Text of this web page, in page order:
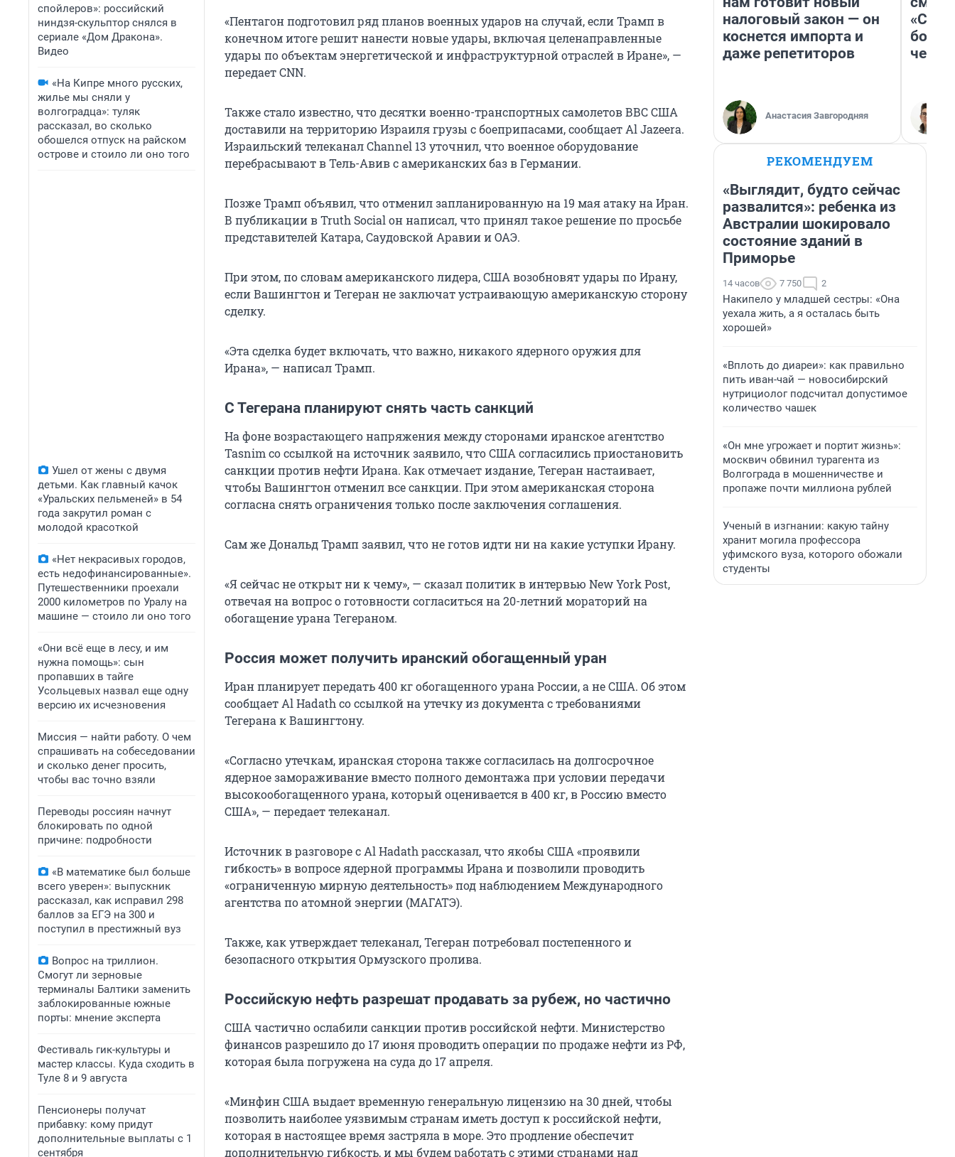
спойлеров»: российский
ниндзя-скульптор снялся в
сериале «Дом Дракона».
Видео
«На Кипре много русских,
жилье мы сняли у
волгоградца»: туляк
рассказал, во сколько
обошелся отпуск на райском
острове и стоило ли оно того
Ушел от жены с двумя
детьми. Как главный качок
«Уральских пельменей» в 54
года закрутил роман с
молодой красоткой
«Нет некрасивых городов,
есть недофинансированные».
Путешественники проехали
2000 километров по Уралу на
машине — стоило ли оно того
«Они всё еще в лесу, и им
нужна помощь»: сын
пропавших в тайге
Усольцевых назвал еще одну
версию их исчезновения
Миссия — найти работу. О чем
спрашивать на собеседовании
и сколько денег просить,
чтобы вас точно взяли
Переводы россиян начнут
блокировать по одной
причине: подробности
«В математике был больше
всего уверен»: выпускник
рассказал, как исправил 298
баллов за ЕГЭ на 300 и
поступил в престижный вуз
Вопрос на триллион.
Смогут ли зерновые
терминалы Балтики заменить
заблокированные южные
порты: мнение эксперта
Фестиваль гик-культуры и
мастер классы. Куда сходить в
Туле 8 и 9 августа
Пенсионеры получат
прибавку: кому придут
дополнительные выплаты с 1
сентября
«Пентагон подготовил ряд планов военных ударов на случай, если Трамп в
конечном итоге решит нанести новые удары, включая целенаправленные
удары по объектам энергетической и инфраструктурной отраслей в Иране», —
передает CNN.
Также стало известно, что десятки военно-транспортных самолетов ВВС США
доставили на территорию Израиля грузы с боеприпасами, сообщает Al Jazeera.
Израильский телеканал Channel 13 уточнил, что военное оборудование
перебрасывают в Тель-Авив с американских баз в Германии.
Позже Трамп объявил, что отменил запланированную на 19 мая атаку на Иран.
В публикации в Truth Social он написал, что принял такое решение по просьбе
представителей Катара, Саудовской Аравии и ОАЭ.
При этом, по словам американского лидера, США возобновят удары по Ирану,
если Вашингтон и Тегеран не заключат устраивающую американскую сторону
сделку.
«Эта сделка будет включать, что важно, никакого ядерного оружия для
Ирана», — написал Трамп.
С Тегерана планируют снять часть санкций
На фоне возрастающего напряжения между сторонами иранское агентство
Tasnim со ссылкой на источник заявило, что США согласились приостановить
санкции против нефти Ирана. Как отмечает издание, Тегеран настаивает,
чтобы Вашингтон отменил все санкции. При этом американская сторона
согласна снять ограничения только после заключения соглашения.
Сам же Дональд Трамп заявил, что не готов идти ни на какие уступки Ирану.
«Я сейчас не открыт ни к чему», — сказал политик в интервью New York Post,
отвечая на вопрос о готовности согласиться на 20-летний мораторий на
обогащение урана Тегераном.
Россия может получить иранский обогащенный уран
Иран планирует передать 400 кг обогащенного урана России, а не США. Об этом
сообщает Al Hadath со ссылкой на утечку из документа с требованиями
Тегерана к Вашингтону.
«Согласно утечкам, иранская сторона также согласилась на долгосрочное
ядерное замораживание вместо полного демонтажа при условии передачи
высокообогащенного урана, который оценивается в 400 кг, в Россию вместо
США», — передает телеканал.
Источник в разговоре с Al Hadath рассказал, что якобы США «проявили
гибкость» в вопросе ядерной программы Ирана и позволили проводить
«ограниченную мирную деятельность» под наблюдением Международного
агентства по атомной энергии (МАГАТЭ).
Также, как утверждает телеканал, Тегеран потребовал постепенного и
безопасного открытия Ормузского пролива.
Российскую нефть разрешат продавать за рубеж, но частично
США частично ослабили санкции против российской нефти. Министерство
финансов разрешило до 17 июня проводить операции по продаже нефти из РФ,
которая была погружена на суда до 17 апреля.
«Минфин США выдает временную генеральную лицензию на 30 дней, чтобы
позволить наиболее уязвимым странам иметь доступ к российской нефти,
которая в настоящее время застряла в море. Это продление обеспечит
дополнительную гибкость, и мы будем работать с этими странами над
налоговый закон — он
коснется импорта и
даже репетиторов
Анастасия Завгородняя
РЕКОМЕНДУЕМ
«Выглядит, будто сейчас
развалится»: ребенка из
Австралии шокировало
состояние зданий в
Приморье
14 часов 7 750 2
Накипело у младшей сестры: «Она
уехала жить, а я осталась быть
хорошей»
«Вплоть до диареи»: как правильно
пить иван-чай — новосибирский
нутрициолог подсчитал допустимое
количество чашек
«Он мне угрожает и портит жизнь»:
москвич обвинил турагента из
Волгограда в мошенничестве и
пропаже почти миллиона рублей
Ученый в изгнании: какую тайну
хранит могила профессора
уфимского вуза, которого обожали
студенты